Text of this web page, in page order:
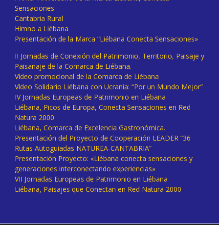
Sensaciones
Cantabria Rural
Himno a Liébana
Presentación de la Marca “Liébana Conecta Sensaciones»
II Jornadas de Conexión del Patrimonio, Territorio, Paisaje y
Paisanaje de la Comarca de Liébana.
Vídeo promocional de la Comarca de Liébana
Vídeo Solidario Liébana con Ucrania: “Por un Mundo Mejor”
IV Jornadas Europeas de Patrimonio en Liébana
Liébana, Picos de Europa, Conecta Sensaciones en Red
Natura 2000
Liébana, Comarca de Excelencia Gastronómica.
Presentación del Proyecto de Cooperación LEADER “36
Rutas Autoguiadas NATUREA-CANTABRIA”
Presentación Proyecto: «Liébana conecta sensaciones y
generaciones interconectando experiencias»
VII Jornadas Europeas de Patrimonio en Liébana
Liébana, Paisajes que Conectan en Red Natura 2000